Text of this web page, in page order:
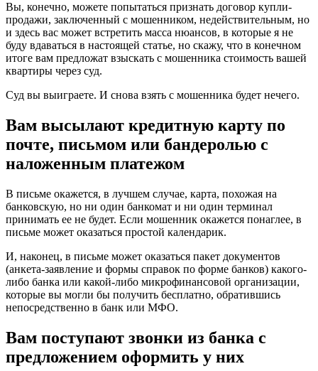
Вы, конечно, можете попытаться признать договор купли-
продажи, заключенный с мошенником, недействительным, но
и здесь вас может встретить масса нюансов, в которые я не
буду вдаваться в настоящей статье, но скажу, что в конечном
итоге вам предложат взыскать с мошенника стоимость вашей
квартиры через суд.
Суд вы выиграете. И снова взять с мошенника будет нечего.
Вам высылают кредитную карту по
почте, письмом или бандеролью с
наложенным платежом
В письме окажется, в лучшем случае, карта, похожая на
банковскую, но ни один банкомат и ни один терминал
принимать ее не будет. Если мошенник окажется понаглее, в
письме может оказаться простой календарик.
И, наконец, в письме может оказаться пакет документов
(анкета-заявление и формы справок по форме банков) какого-
либо банка или какой-либо микрофинансовой организации,
которые вы могли бы получить бесплатно, обратившись
непосредственно в банк или МФО.
Вам поступают звонки из банка с
предложением оформить у них